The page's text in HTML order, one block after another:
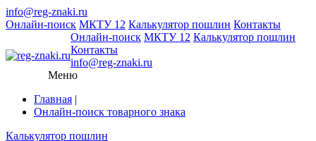
info@reg-znaki.ru
Онлайн-поиск МКТУ 12 Калькулятор пошлин Контакты
Онлайн-поиск МКТУ 12 Калькулятор пошлин
Контакты
info@reg-znaki.ru
Меню
Главная |
Онлайн-поиск товарного знака
Калькулятор пошлин